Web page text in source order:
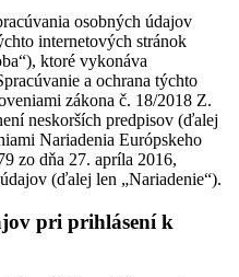
osobných údajov
internetových stránok
ktoré vykonáva
a ochrana týchto
zákona č. 18/2018 Z.
neskorších predpisov (ďalej
Nariadenia Európskeho
zo dňa 27. apríla 2016,
(ďalej len „Nariadenie“).
pri prihlásení k